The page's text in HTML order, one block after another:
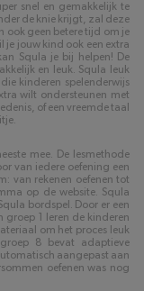
snel en gemakkelijk te
de knie krijgt, zal deze
ook geen betere tijd om je
je jouw kind ook een extra
Squla je bij helpen! De
en leuk. Squla leuk
kinderen spelenderwijs
wilt ondersteunen met
of een vreemde taal
mee. De lesmethode
van iedere oefening een
van rekenen oefenen tot
op de website. Squla
bordspel. Door er een
groep 1 leren de kinderen
om het proces leuk
8 bevat adaptieve
aangepast aan
oefenen was nog